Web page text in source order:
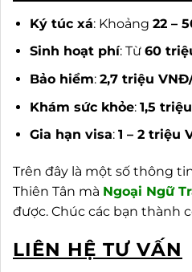
Ký túc xá: Khoảng 22 –
Sinh hoạt phí: Từ 60
Bảo hiểm: 2,7 triệu
Khám sức khỏe: 1,5
Gia hạn visa: 1 – 2 triệu
Trên đây là một số thông
Thiên Tân mà Ngoại Ngữ
được. Chúc các bạn thành
LIÊN HỆ TƯ VẤN